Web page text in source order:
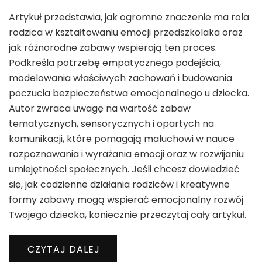
Artykuł przedstawia, jak ogromne znaczenie ma rola
rodzica w kształtowaniu emocji przedszkolaka oraz
jak różnorodne zabawy wspierają ten proces.
Podkreśla potrzebę empatycznego podejścia,
modelowania właściwych zachowań i budowania
poczucia bezpieczeństwa emocjonalnego u dziecka.
Autor zwraca uwagę na wartość zabaw
tematycznych, sensorycznych i opartych na
komunikacji, które pomagają maluchowi w nauce
rozpoznawania i wyrażania emocji oraz w rozwijaniu
umiejętności społecznych. Jeśli chcesz dowiedzieć
się, jak codzienne działania rodziców i kreatywne
formy zabawy mogą wspierać emocjonalny rozwój
Twojego dziecka, koniecznie przeczytaj cały artykuł.
CZYTAJ DALEJ